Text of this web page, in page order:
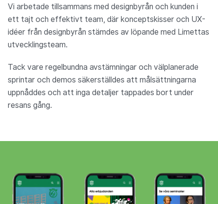
Vi arbetade tillsammans med designbyrån och kunden i
ett tajt och effektivt team, där konceptskisser och UX-
idéer från designbyrån stämdes av löpande med Limettas
utvecklingsteam.
Tack vare regelbundna avstämningar och välplanerade
sprintar och demos säkerställdes att målsättningarna
uppnåddes och att inga detaljer tappades bort under
resans gång.